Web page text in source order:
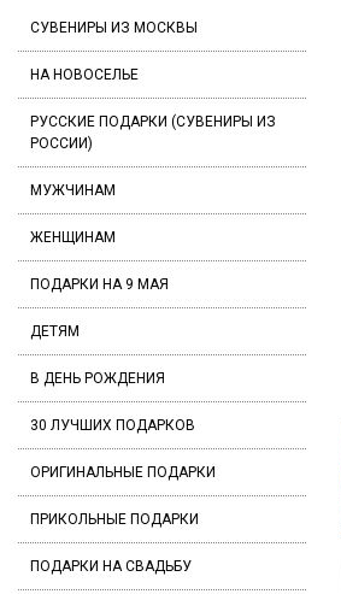
СУВЕНИРЫ ИЗ МОСКВЫ
НА НОВОСЕЛЬЕ
РУССКИЕ ПОДАРКИ (СУВЕНИРЫ ИЗ
РОССИИ)
МУЖЧИНАМ
ЖЕНЩИНАМ
ПОДАРКИ НА 9 МАЯ
ДЕТЯМ
В ДЕНЬ РОЖДЕНИЯ
30 ЛУЧШИХ ПОДАРКОВ
ОРИГИНАЛЬНЫЕ ПОДАРКИ
ПРИКОЛЬНЫЕ ПОДАРКИ
ПОДАРКИ НА СВАДЬБУ